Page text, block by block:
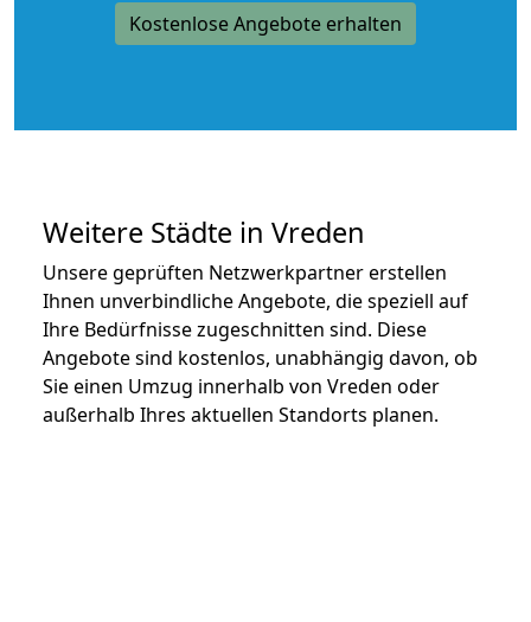
Kostenlose Angebote erhalten
Weitere Städte in Vreden
Unsere geprüften Netzwerkpartner erstellen
Ihnen unverbindliche Angebote, die speziell auf
Ihre Bedürfnisse zugeschnitten sind. Diese
Angebote sind kostenlos, unabhängig davon, ob
Sie einen Umzug innerhalb von Vreden oder
außerhalb Ihres aktuellen Standorts planen.